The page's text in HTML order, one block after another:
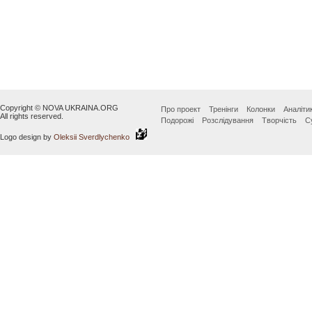
Copyright © NOVA UKRAINA.ORG
All rights reserved.
Logo design by Oleksii Sverdlychenko
Про проект Тренінги Колонки
Подорожі
Розслідування Творчість